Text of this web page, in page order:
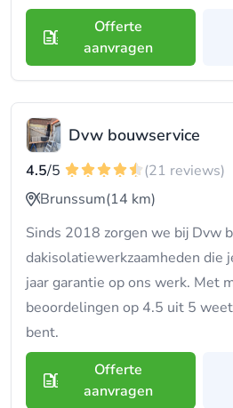
Offerte
aanvragen
Dvw bouwservice
4.5/5
(21 reviews)
Brunssum(14 km)
Sinds 2018 zorgen we bij Dvw
dakisolatiewerkzaamheden die
jaar garantie op ons werk. Met
beoordelingen op 4.5 uit 5
bent.
Offerte
aanvragen